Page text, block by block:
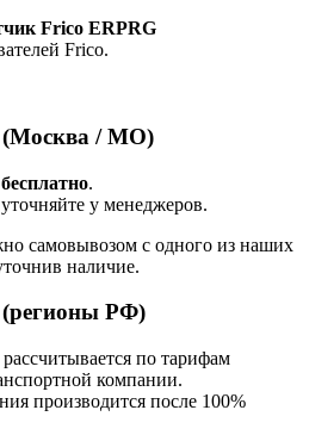
Frico ERPRG
Frico.
(Москва / МО)
бесплатно.
у менеджеров.
самовывозом с одного из наших
наличие.
(регионы РФ)
по тарифам
компании.
производится после 100%